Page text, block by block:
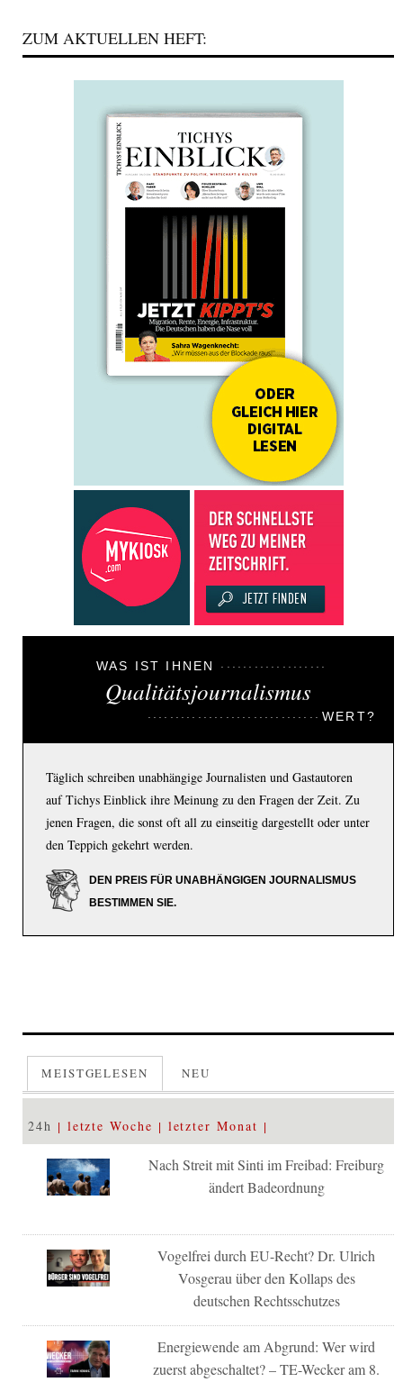
ZUM AKTUELLEN HEFT:
WAS IST IHNEN
Qualitätsjournalismus
WERT?
Täglich schreiben unabhängige Journalisten und Gastautoren
auf Tichys Einblick ihre Meinung zu den Fragen der Zeit. Zu
jenen Fragen, die sonst oft all zu einseitig dargestellt oder unter
den Teppich gekehrt werden.
DEN PREIS FÜR UNABHÄNGIGEN JOURNALISMUS
BESTIMMEN SIE.
MEISTGELESEN NEU
24h letzte Woche letzter Monat
Nach Streit mit Sinti im Freibad: Freiburg
ändert Badeordnung
Vogelfrei durch EU-Recht? Dr. Ulrich
Vosgerau über den Kollaps des
deutschen Rechtsschutzes
Energiewende am Abgrund: Wer wird
zuerst abgeschaltet? – TE-Wecker am 8.